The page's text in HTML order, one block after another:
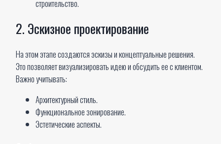
строительство.
2. Эскизное проектирование
На этом этапе создаются эскизы и концептуальные решения.
Это позволяет визуализировать идею и обсудить ее с клиентом.
Важно учитывать:
Архитектурный стиль.
Функциональное зонирование.
Эстетические аспекты.